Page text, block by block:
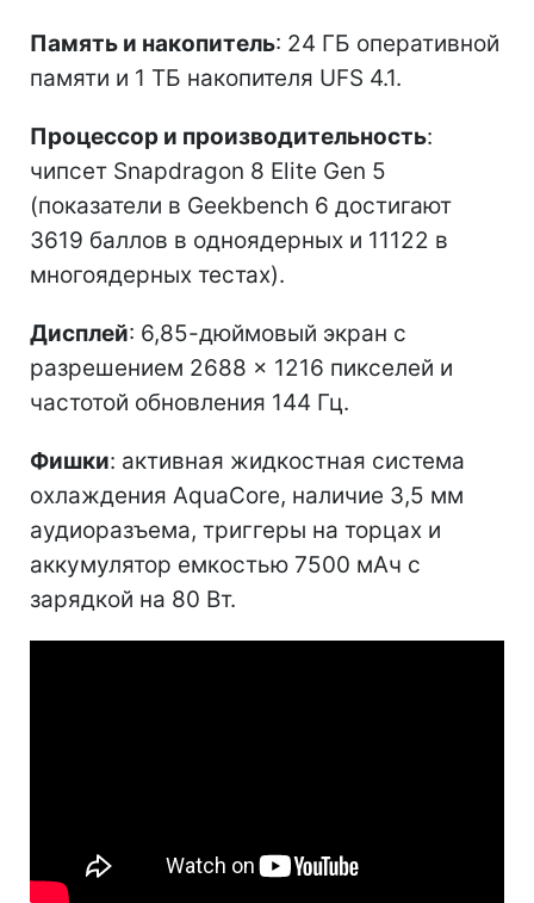
Память и накопитель: 24 ГБ оперативной
памяти и 1 ТБ накопителя UFS 4.1.
Процессор и производительность:
чипсет Snapdragon 8 Elite Gen 5
(показатели в Geekbench 6 достигают
3619 баллов в одноядерных и 11122 в
многоядерных тестах).
Дисплей: 6,85-дюймовый экран с
разрешением 2688 × 1216 пикселей и
частотой обновления 144 Гц.
Фишки: активная жидкостная система
охлаждения AquaCore, наличие 3,5 мм
аудиоразъема, триггеры на торцах и
аккумулятор емкостью 7500 мАч с
зарядкой на 80 Вт.